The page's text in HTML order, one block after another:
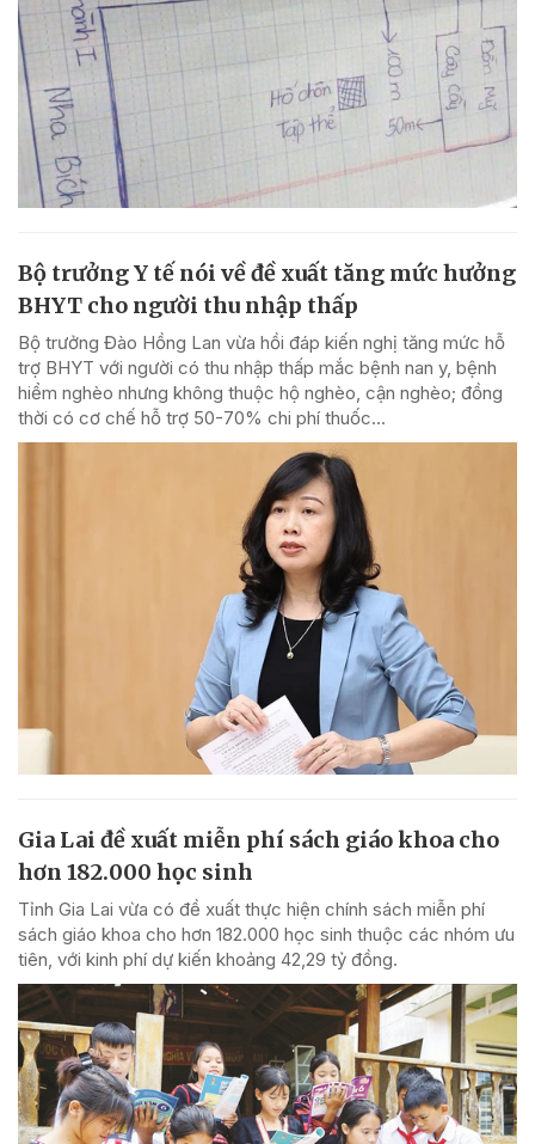
Bộ trưởng Y tế nói về đề xuất tăng mức hưởng
BHYT cho người thu nhập thấp
Bộ trưởng Đào Hồng Lan vừa hồi đáp kiến nghị tăng mức hỗ
trợ BHYT với người có thu nhập thấp mắc bệnh nan y, bệnh
hiểm nghèo nhưng không thuộc hộ nghèo, cận nghèo; đồng
thời có cơ chế hỗ trợ 50-70% chi phí thuốc...
Gia Lai đề xuất miễn phí sách giáo khoa cho
hơn 182.000 học sinh
Tỉnh Gia Lai vừa có đề xuất thực hiện chính sách miễn phí
sách giáo khoa cho hơn 182.000 học sinh thuộc các nhóm ưu
tiên, với kinh phí dự kiến khoảng 42,29 tỷ đồng.